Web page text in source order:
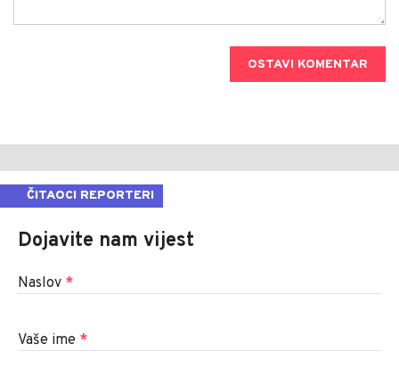
OSTAVI KOMENTAR
ČITAOCI REPORTERI
Dojavite nam vijest
Naslov *
Vaše ime *